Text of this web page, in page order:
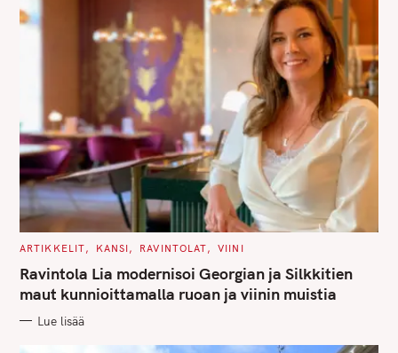
C
T
E
G
O
I
ARTIKKELIT KANSI RAVINTOLAT VIINI
Ravintola Lia modernisoi Georgian ja Silkkitien
maut kunnioittamalla ruoan ja viinin muistia
Lue lisää
h
f
o
r
: